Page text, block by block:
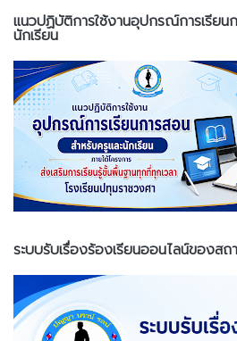
แนวปฏิบัติการใช้งานอุปกรณ์การเรียน
นักเรียน
ระบบรับเรื่องร้องเรียนออนไลน์ของส